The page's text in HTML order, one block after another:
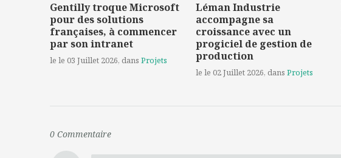
Gentilly troque Microsoft
pour des solutions
françaises, à commencer
par son intranet
le le 03 Juillet 2026, dans Projets
Léman Industrie
accompagne sa
croissance avec un
progiciel de gestion de
production
le le 02 Juillet 2026, dans Projets
0 Commentaire